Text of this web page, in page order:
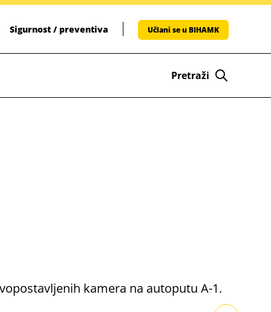
Sigurnost / preventiva Učlani se u BIHAMK
Pretraži
kamera na autoputu A-1.